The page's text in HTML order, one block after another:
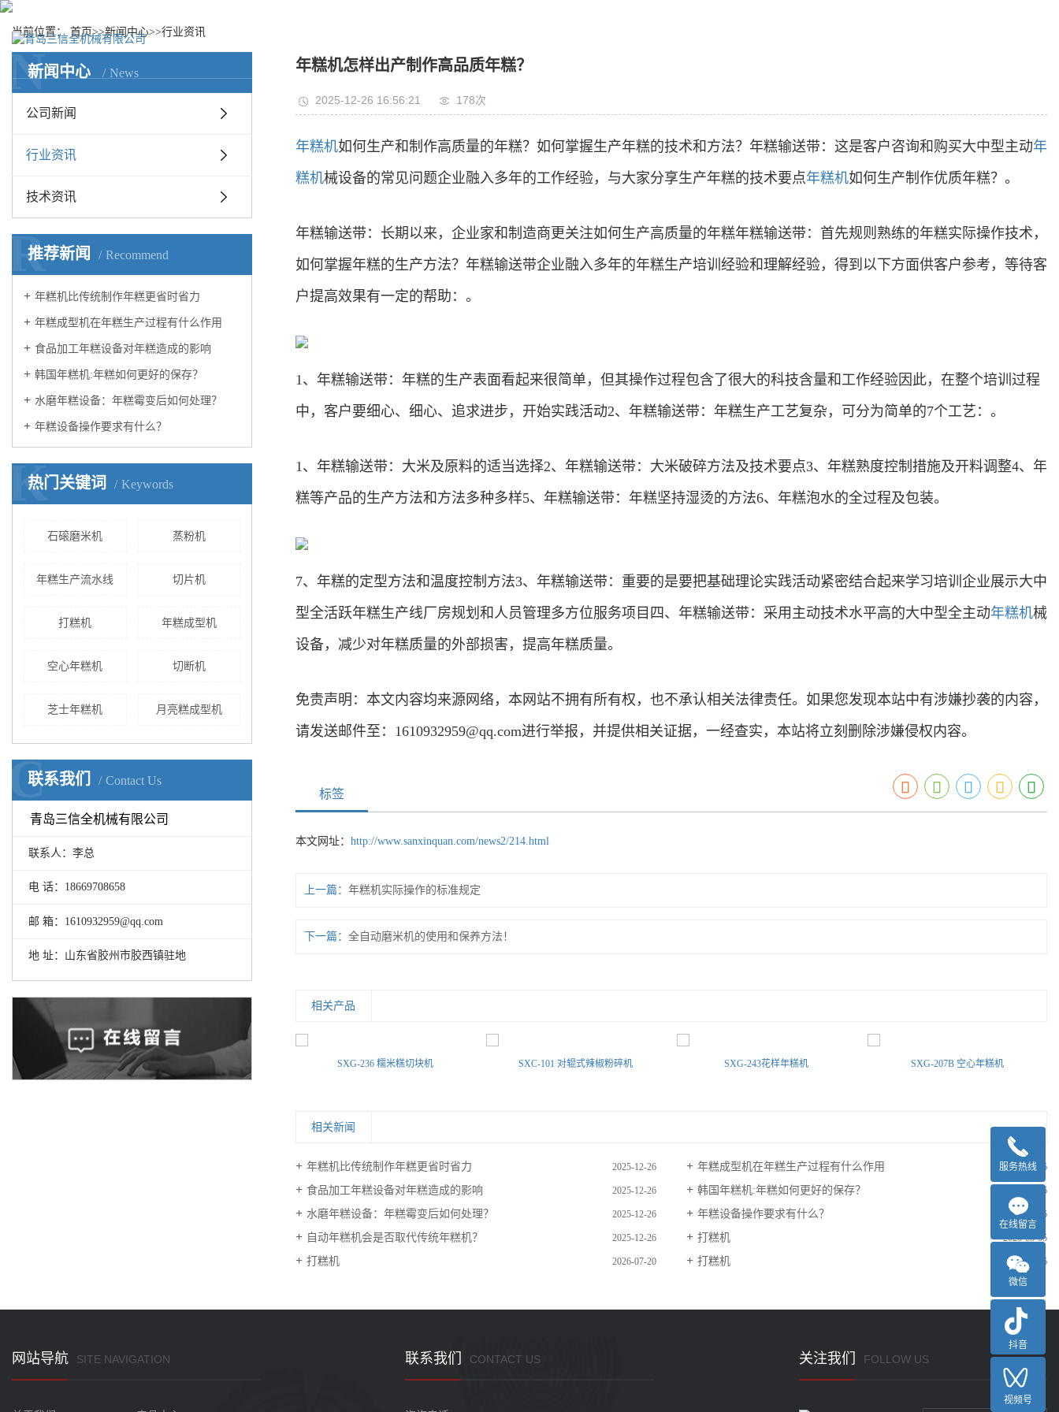
首页
当前位置： 首页>>新闻中心>>行业资讯
新闻中心 News
N
公司新闻
行业资讯
技术资讯
推荐新闻 Recommend
R
年糕机比传统制作年糕更省时省力
年糕成型机在年糕生产过程有什么作用
食品加工年糕设备对年糕造成的影响
韩国年糕机:年糕如何更好的保存？
水磨年糕设备：年糕霉变后如何处理？
年糕设备操作要求有什么？
热门关键词 Keywords
K
石磙磨米机 蒸粉机
年糕生产流水线 切片机
打糕机 年糕成型机
空心年糕机 切断机
芝士年糕机 月亮糕成型机
联系我们 Contact Us
C
青岛三信全机械有限公司
联系人：李总
电 话：18669708658
邮 箱：1610932959@qq.com
地 址：山东省胶州市胶西镇驻地
年糕机怎样出产制作高品质年糕？
2025-12-26 16:56:21 178次
年糕机如何生产和制作高质量的年糕？如何掌握生产年糕的技术和方法？年糕输送带：这是客户咨询和购买大中型主动年
糕机械设备的常见问题企业融入多年的工作经验，与大家分享生产年糕的技术要点年糕机如何生产制作优质年糕？。
年糕输送带：长期以来，企业家和制造商更关注如何生产高质量的年糕年糕输送带：首先规则熟练的年糕实际操作技术，
如何掌握年糕的生产方法？年糕输送带企业融入多年的年糕生产培训经验和理解经验，得到以下方面供客户参考，等待客
户提高效果有一定的帮助：。
1、年糕输送带：年糕的生产表面看起来很简单，但其操作过程包含了很大的科技含量和工作经验因此，在整个培训过程
中，客户要细心、细心、追求进步，开始实践活动2、年糕输送带：年糕生产工艺复杂，可分为简单的7个工艺：。
1、年糕输送带：大米及原料的适当选择2、年糕输送带：大米破碎方法及技术要点3、年糕熟度控制措施及开料调整4、年
糕等产品的生产方法和方法多种多样5、年糕输送带：年糕坚持湿烫的方法6、年糕泡水的全过程及包装。
7、年糕的定型方法和温度控制方法3、年糕输送带：重要的是要把基础理论实践活动紧密结合起来学习培训企业展示大中
型全活跃年糕生产线厂房规划和人员管理多方位服务项目四、年糕输送带：采用主动技术水平高的大中型全主动年糕机械
设备，减少对年糕质量的外部损害，提高年糕质量。
免责声明：本文内容均来源网络，本网站不拥有所有权，也不承认相关法律责任。如果您发现本站中有涉嫌抄袭的内容，
请发送邮件至：1610932959@qq.com进行举报，并提供相关证据，一经查实，本站将立刻删除涉嫌侵权内容。
标签
本文网址： http://www.sanxinquan.com/news2/214.html
上一篇： 年糕机实际操作的标准规定
下一篇： 全自动磨米机的使用和保养方法！
相关产品
SXG-236 糯米糕切块机 SXC-101 对辊式辣椒粉碎机 SXG-243花样年糕机 SXG-207B 空心年糕机
相关新闻
年糕机比传统制作年糕更省时省力 2025-12-26 年糕成型机在年糕生产过程有什么作用 2025-12-26
食品加工年糕设备对年糕造成的影响 2025-12-26 韩国年糕机:年糕如何更好的保存？ 2025-12-26
水磨年糕设备：年糕霉变后如何处理？ 2025-12-26 年糕设备操作要求有什么？ 2025-12-26
自动年糕机会是否取代传统年糕机？ 2025-12-26 打糕机 2026-08-05
打糕机 2026-07-20 打糕机 2026-07-16
网站导航 SITE NAVIGATION 联系我们 CONTACT US 关注我们 FOLLOW US
服务热线
在线留言
微信
抖音
视频号